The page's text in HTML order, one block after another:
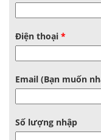
Điện thoại *
Email (Bạn muốn
Số lượng nhập